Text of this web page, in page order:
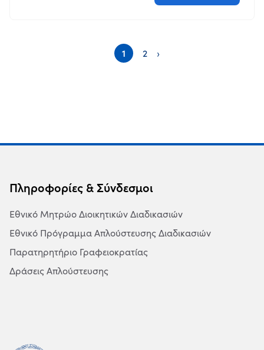
1 2 ›
Πληροφορίες & Σύνδεσμοι
Εθνικό Μητρώο Διοικητικών Διαδικασιών
Εθνικό Πρόγραμμα Απλούστευσης Διαδικασιών
Παρατηρητήριο Γραφειοκρατίας
Δράσεις Απλούστευσης